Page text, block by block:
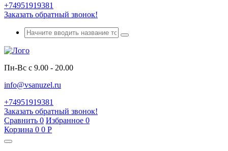
+74951919381
Заказать обратный звонок!
Пн-Вс с 9.00 - 20.00
info@vsanuzel.ru
+74951919381
Заказать обратный звонок!
Сравнить 0 Избранное 0
Корзина 0 0 Р